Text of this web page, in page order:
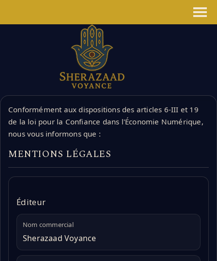
Conformément aux dispositions des articles 6-III et 19
de la loi pour la Confiance dans l'Économie Numérique,
nous vous informons que :
MENTIONS LÉGALES
Éditeur
Nom commercial
Sherazaad Voyance